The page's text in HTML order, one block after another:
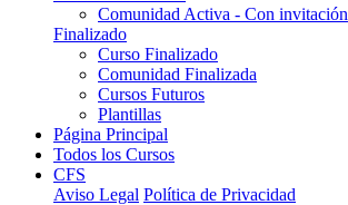
Comunidad Activa - Con invitación
Finalizado
Curso Finalizado
Comunidad Finalizada
Cursos Futuros
Plantillas
Página Principal
Todos los Cursos
CFS
Aviso Legal Política de Privacidad